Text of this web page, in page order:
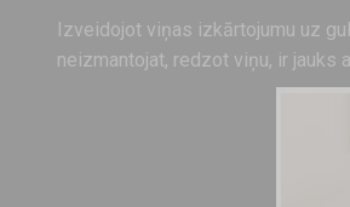
Izveidojot viņas izkārtojumu uz
neizmantojat, redzot viņu, ir jauks